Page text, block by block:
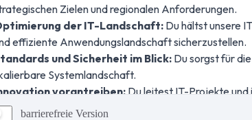
barrierefreie Version